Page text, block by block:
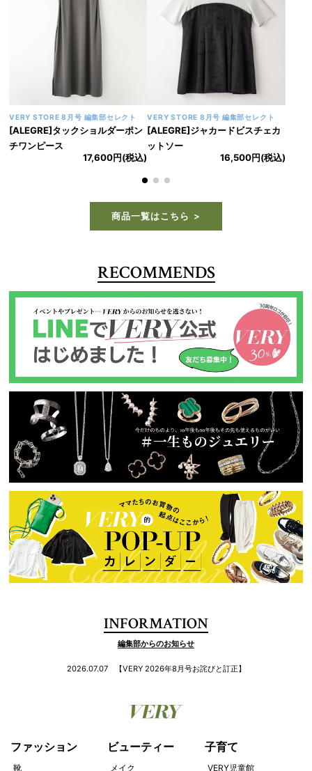
VERY STORE 9月号 大和美帆セレクト
[CAVORI]ライラックスカート
VERY STORE 9月号 大和美帆セレクト
[CAVORI]ガーデニアトップス
商品一覧はこちら
RECOMMENDS
INFORMATION
ファッション ビューティー 子育て